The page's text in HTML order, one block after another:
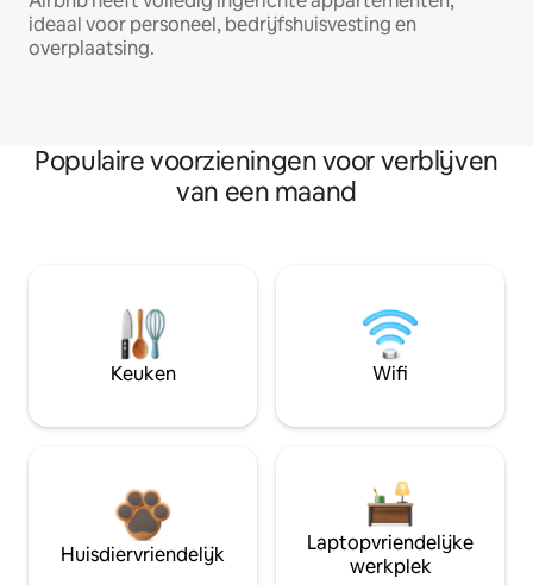
ideaal voor personeel, bedrijfshuisvesting en
overplaatsing.
Populaire voorzieningen voor verblijven
van een maand
Keuken Wifi
Huisdiervriendelijk
Laptopvriendelijke
werkplek